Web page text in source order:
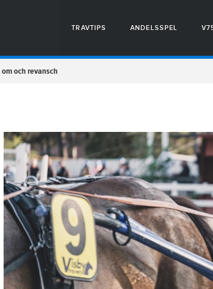
TRAVTIPS ANDELSSPEL
och revansch